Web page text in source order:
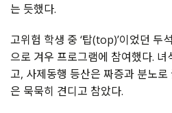
는 듯했다.
고위험 학생 중 ‘탑(top)’이었던 두
으로 겨우 프로그램에 참여했다.
고, 사제동행 등산은 짜증과 분노
은 묵묵히 견디고 참았다.